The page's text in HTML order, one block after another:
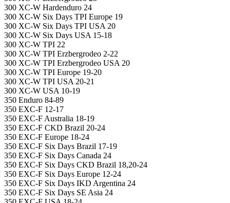
300 XC-W Hardenduro 24
300 XC-W Six Days TPI Europe 19
300 XC-W Six Days TPI USA 20
300 XC-W Six Days USA 15-18
300 XC-W TPI 22
300 XC-W TPI Erzbergrodeo 2-22
300 XC-W TPI Erzbergrodeo USA 20
300 XC-W TPI Europe 19-20
300 XC-W TPI USA 20-21
300 XC-W USA 10-19
350 Enduro 84-89
350 EXC-F 12-17
350 EXC-F Australia 18-19
350 EXC-F CKD Brazil 20-24
350 EXC-F Europe 18-24
350 EXC-F Six Days Brazil 17-19
350 EXC-F Six Days Canada 24
350 EXC-F Six Days CKD Brazil 18,20-24
350 EXC-F Six Days Europe 12-24
350 EXC-F Six Days IKD Argentina 24
350 EXC-F Six Days SE Asia 24